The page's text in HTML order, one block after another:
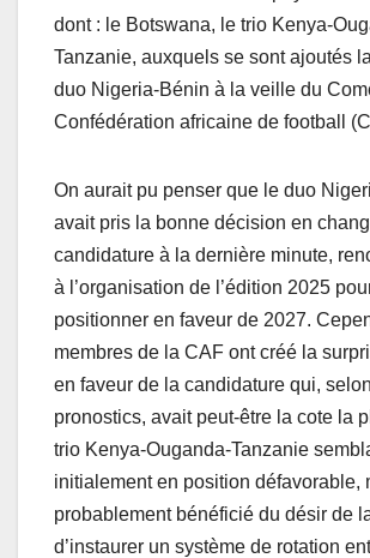
dont : le Botswana, le trio Kenya-
Tanzanie, auxquels se sont ajoutés
duo Nigeria-Bénin à la veille du
Confédération africaine de football
On aurait pu penser que le duo
avait pris la bonne décision en
candidature à la dernière minute,
à l’organisation de l’édition 2025
positionner en faveur de 2027.
membres de la CAF ont créé la
en faveur de la candidature qui,
pronostics, avait peut-être la cote la
trio Kenya-Ouganda-Tanzanie
initialement en position défavorable,
probablement bénéficié du désir de
d’instaurer un système de rotation